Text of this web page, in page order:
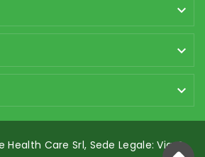



Care Srl, Sede Legale: Via G.